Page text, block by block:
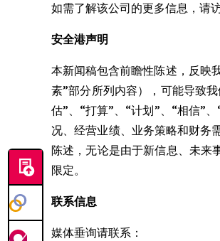
如需了解该公司的更多信息，
安全港声明
本新闻稿包含前瞻性陈述，反映
素”部分所列内容），可能导致
估”、“打算”、“计划”、“相信”
况、经营业绩、业务策略和财务
陈述，无论是由于新信息、未来
限定。
联系信息
媒体垂询请联系：